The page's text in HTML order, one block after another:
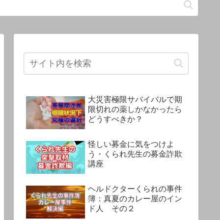
大災害極限サバイバルで期
限切れの薬しかなかったら
どうすべきか？
怪しい募金に気をつけよ
う・くられ先生の募金詐欺
講座
ヘルドクターくられの事件
簿：真夏のカレー屋のイン
ド人 その２